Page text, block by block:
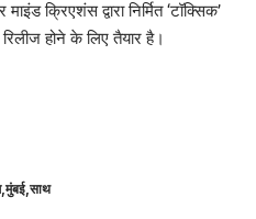
क्रिएशंस द्वारा निर्मित ‘टॉक्सिक’
होने के लिए तैयार है।
मुंबई साथ